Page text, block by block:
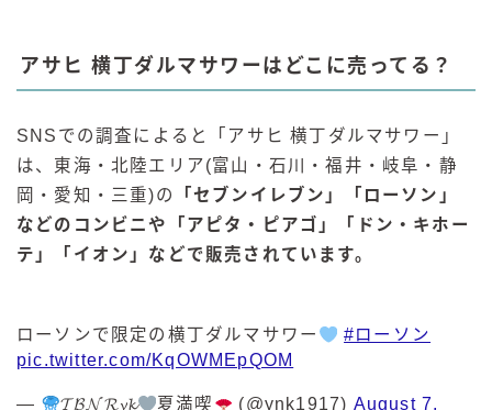
アサヒ 横丁ダルマサワーはどこに売ってる？
SNSでの調査によると「アサヒ 横丁ダルマサワー」
は、東海・北陸エリア(富山・石川・福井・岐阜・静
岡・愛知・三重)の
「セブンイレブン」「ローソン」
などのコンビニや「アピタ・ピアゴ」「ドン・キホー
テ」「イオン」などで販売されています。
ローソンで限定の横丁ダルマサワー
#ローソン
pic.twitter.com/KqOWMEpQOM
— 𝓣𝓑𝓝𝓡𝔂𝓴 夏満喫 (@ynk1917) August 7,